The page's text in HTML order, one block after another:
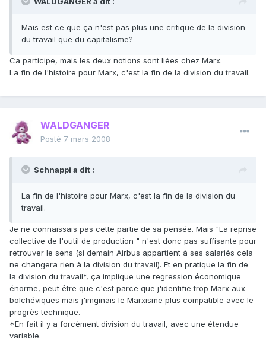
Mais est ce que ça n'est pas plus une critique de la division
du travail que du capitalisme?
Ca participe, mais les deux notions sont liées chez Marx.
La fin de l'histoire pour Marx, c'est la fin de la division du travail.
WALDGANGER
Posté 7 mars 2008
Schnappi a dit :
La fin de l'histoire pour Marx, c'est la fin de la division du
travail.
Je ne connaissais pas cette partie de sa pensée. Mais "La reprise
collective de l'outil de production " n'est donc pas suffisante pour
retrouver le sens (si demain Airbus appartient à ses salariés cela
ne changera rien à la division du travail). Et en pratique la fin de
la division du travail*, ça implique une regression économique
énorme, peut être que c'est parce que j'identifie trop Marx aux
bolchéviques mais j'imginais le Marxisme plus compatible avec le
progrès technique.
*En fait il y a forcément division du travail, avec une étendue
variable.